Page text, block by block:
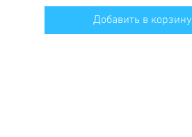
Добавить в корзину